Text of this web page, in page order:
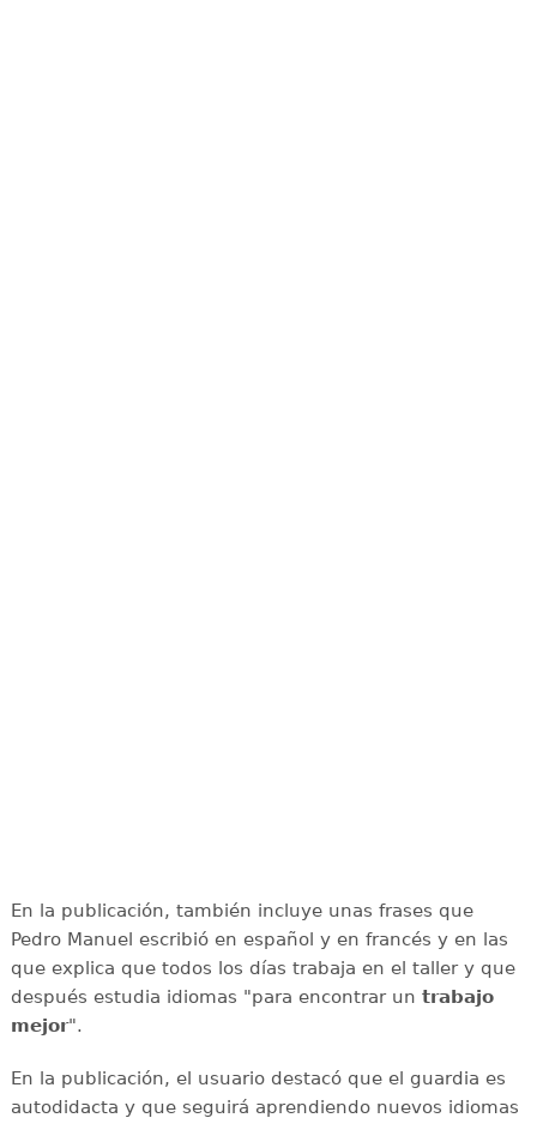
En la publicación, también incluye unas frases que
Pedro Manuel escribió en español y en francés y en las
que explica que todos los días trabaja en el taller y que
después estudia idiomas "para encontrar un trabajo
mejor".
En la publicación, el usuario destacó que el guardia es
autodidacta y que seguirá aprendiendo nuevos idiomas